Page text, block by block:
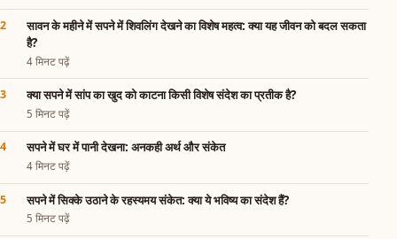
सावन के महीने में सपने में शिवलिंग देखने का विशेष महत्व: क्या यह जीवन को बदल सकता
है?
4 मिनट पढ़ें
क्या सपने में सांप का खुद को काटना किसी विशेष संदेश का प्रतीक है?
5 मिनट पढ़ें
सपने में घर में पानी देखना: अनकही अर्थ और संकेत
4 मिनट पढ़ें
सपने में सिक्के उठाने के रहस्यमय संकेत: क्या ये भविष्य का संदेश हैं?
5 मिनट पढ़ें